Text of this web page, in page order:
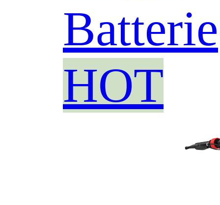
Batterie
HOT